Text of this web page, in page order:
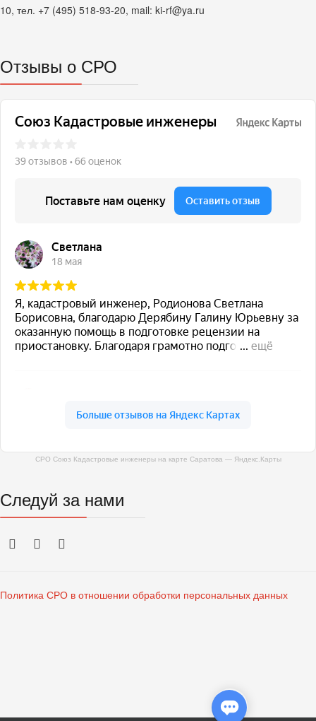
10, тел. +7 (495) 518-93-20, mail: ki-rf@ya.ru
Отзывы о СРО
СРО Союз Кадастровые инженеры на карте Саратова — Яндекс.Карты
Следуй за нами
Политика СРО в отношении обработки персональных данных